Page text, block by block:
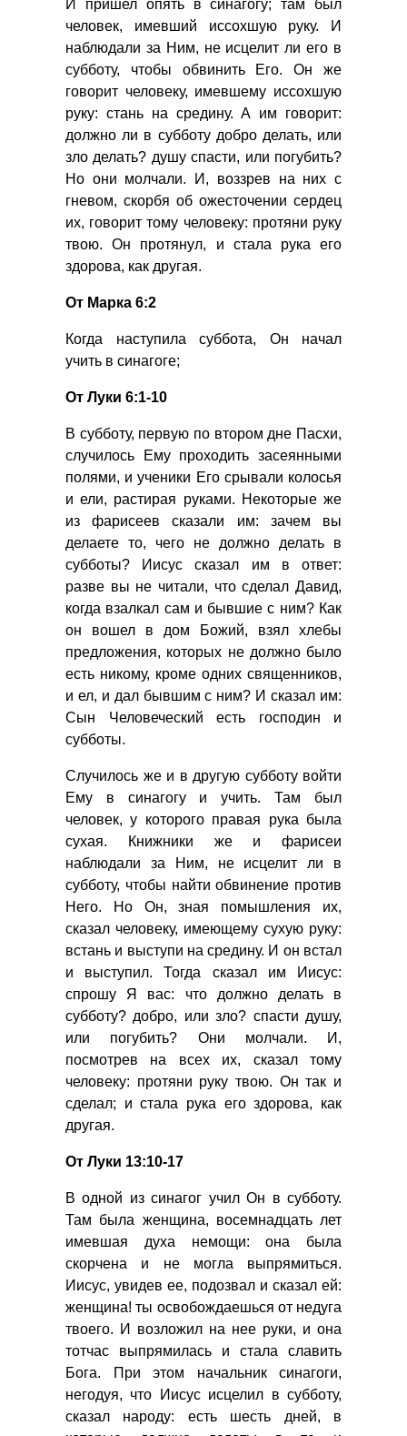
И пришел опять в синагогу; там был
человек, имевший иссохшую руку. И
наблюдали за Ним, не исцелит ли его в
субботу, чтобы обвинить Его. Он же
говорит человеку, имевшему иссохшую
руку: стань на средину. А им говорит:
должно ли в субботу добро делать, или
зло делать? душу спасти, или погубить?
Но они молчали. И, воззрев на них с
гневом, скорбя об ожесточении сердец
их, говорит тому человеку: протяни руку
твою. Он протянул, и стала рука его
здорова, как другая.
От Марка 6:2
Когда наступила суббота, Он начал
учить в синагоге;
От Луки 6:1-10
В субботу, первую по втором дне Пасхи,
случилось Ему проходить засеянными
полями, и ученики Его срывали колосья
и ели, растирая руками. Некоторые же
из фарисеев сказали им: зачем вы
делаете то, чего не должно делать в
субботы? Иисус сказал им в ответ:
разве вы не читали, что сделал Давид,
когда взалкал сам и бывшие с ним? Как
он вошел в дом Божий, взял хлебы
предложения, которых не должно было
есть никому, кроме одних священников,
и ел, и дал бывшим с ним? И сказал им:
Сын Человеческий есть господин и
субботы.
Случилось же и в другую субботу войти
Ему в синагогу и учить. Там был
человек, у которого правая рука была
сухая. Книжники же и фарисеи
наблюдали за Ним, не исцелит ли в
субботу, чтобы найти обвинение против
Него. Но Он, зная помышления их,
сказал человеку, имеющему сухую руку:
встань и выступи на средину. И он встал
и выступил. Тогда сказал им Иисус:
спрошу Я вас: что должно делать в
субботу? добро, или зло? спасти душу,
или погубить? Они молчали. И,
посмотрев на всех их, сказал тому
человеку: протяни руку твою. Он так и
сделал; и стала рука его здорова, как
другая.
От Луки 13:10-17
В одной из синагог учил Он в субботу.
Там была женщина, восемнадцать лет
имевшая духа немощи: она была
скорчена и не могла выпрямиться.
Иисус, увидев ее, подозвал и сказал ей:
женщина! ты освобождаешься от недуга
твоего. И возложил на нее руки, и она
тотчас выпрямилась и стала славить
Бога. При этом начальник синагоги,
негодуя, что Иисус исцелил в субботу,
сказал народу: есть шесть дней, в